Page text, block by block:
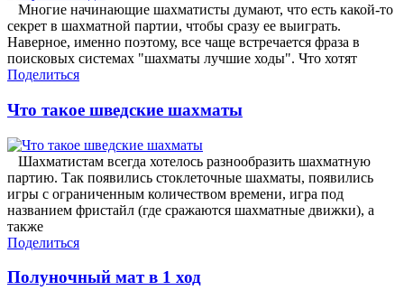
Многие начинающие шахматисты думают, что есть какой-то
секрет в шахматной партии, чтобы сразу ее выиграть.
Наверное, именно поэтому, все чаще встречается фраза в
поисковых системах "шахматы лучшие ходы". Что хотят
Поделиться
Что такое шведские шахматы
Шахматистам всегда хотелось разнообразить шахматную
партию. Так появились стоклеточные шахматы, появились
игры с ограниченным количеством времени, игра под
названием фристайл (где сражаются шахматные движки), а
также
Поделиться
Полуночный мат в 1 ход